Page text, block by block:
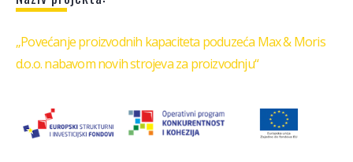
„Povećanje proizvodnih kapaciteta poduzeća Max & Moris
d.o.o. nabavom novih strojeva za proizvodnju“